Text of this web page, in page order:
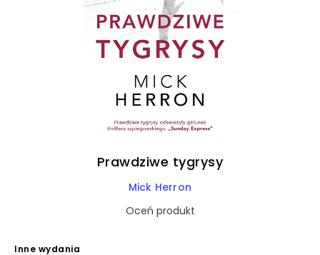
Prawdziwe tygrysy
Mick Herron
Oceń produkt
Inne wydania